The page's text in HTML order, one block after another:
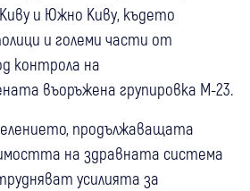
и Южно Киву, където
и големи части от
контрола на
въоръжена групировка M-23.
продължаващата
на здравната система
усилията за